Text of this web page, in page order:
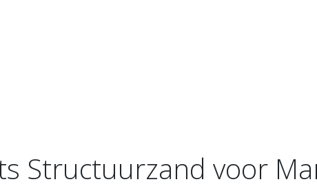
Structuurzand voor